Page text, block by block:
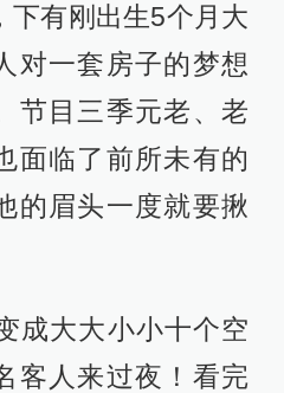
下有刚出生5个月大
对一套房子的梦想
节目三季元老、老
面临了前所未有的
的眉头一度就要揪
成大大小小十个空
客人来过夜！看完